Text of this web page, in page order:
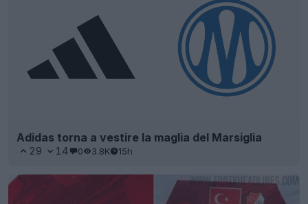
Adidas torna a vestire la maglia del Marsiglia
29 14 0 3.8K 15h